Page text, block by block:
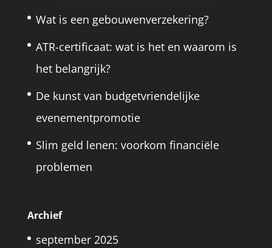
Wat is een gebouwenverzekering?
ATR-certificaat: wat is het en waarom is
het belangrijk?
De kunst van budgetvriendelijke
evenementpromotie
Slim geld lenen: voorkom financiële
problemen
Archief
september 2025